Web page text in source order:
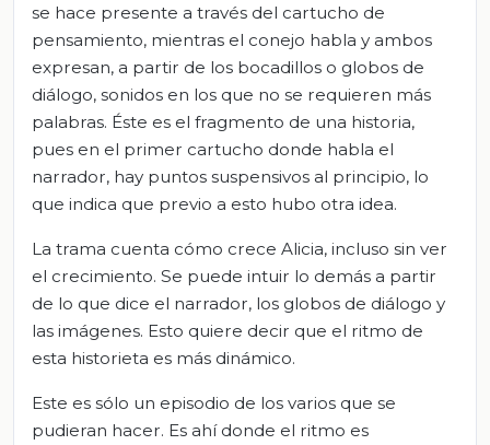
se hace presente a través del cartucho de
pensamiento, mientras el conejo habla y ambos
expresan, a partir de los bocadillos o globos de
diálogo, sonidos en los que no se requieren más
palabras. Éste es el fragmento de una historia,
pues en el primer cartucho donde habla el
narrador, hay puntos suspensivos al principio, lo
que indica que previo a esto hubo otra idea.
La trama cuenta cómo crece Alicia, incluso sin ver
el crecimiento. Se puede intuir lo demás a partir
de lo que dice el narrador, los globos de diálogo y
las imágenes. Esto quiere decir que el ritmo de
esta historieta es más dinámico.
Este es sólo un episodio de los varios que se
pudieran hacer. Es ahí donde el ritmo es